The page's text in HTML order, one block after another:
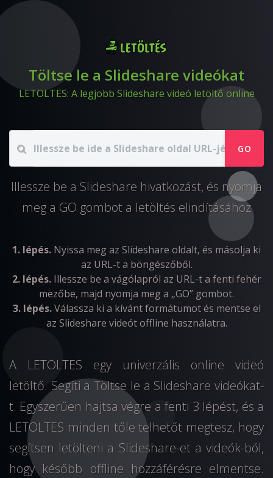
Töltse le a Slideshare videókat
LETOLTES: A legjobb Slideshare videó letöltő online
GO
Illessze be a Slideshare hivatkozást, és nyomja
meg a GO gombot a letöltés elindításához
1. lépés. Nyissa meg az Slideshare oldalt, és másolja ki
az URL-t a böngészőből.
2. lépés.Illessze be a vágólapról az URL-t a fenti fehér
mezőbe, majd nyomja meg a „GO” gombot.
3. lépés.Válassza ki a kívánt formátumot és mentse el
az Slideshare videót offline használatra.
A LETOLTES egy univerzális online videó
letöltő. Segíti a Töltse le a Slideshare videókat-
t. Egyszerűen hajtsa végre a fenti 3 lépést, és a
LETOLTES minden tőle telhetőt megtesz, hogy
segítsen letölteni a Slideshare-et a videók-ból,
hogy később offline hozzáférésre elmentse.